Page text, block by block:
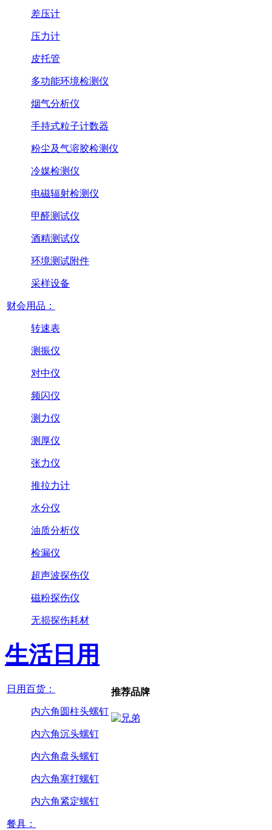
差压计
压力计
皮托管
多功能环境检测仪
烟气分析仪
手持式粒子计数器
粉尘及气溶胶检测仪
冷媒检测仪
电磁辐射检测仪
甲醛测试仪
酒精测试仪
环境测试附件
采样设备
财会用品：
转速表
测振仪
对中仪
频闪仪
测力仪
测厚仪
张力仪
推拉力计
水分仪
油质分析仪
检漏仪
超声波探伤仪
磁粉探伤仪
无损探伤耗材
生活日用
日用百货：
内六角圆柱头螺钉
内六角沉头螺钉
内六角盘头螺钉
内六角塞打螺钉
内六角紧定螺钉
餐具：
推荐品牌